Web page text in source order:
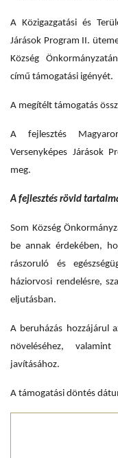
A Közigazgatási és
Járások Program II.
Község
című támogatási igényét.
A megítélt támogatás
A fejlesztés
Versenyképes Járások
meg.
A fejlesztés rövid
Som Község
be annak érdekében,
rászoruló és
háziorvosi rendelésre,
eljutásban.
A beruházás hozzájárul
növeléséhez,
javításához.
A támogatási döntés